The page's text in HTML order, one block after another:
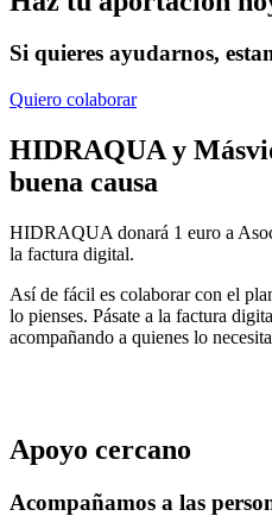
Si quieres ayudarnos,
Quiero colaborar
HIDRAQUA y
buena causa
HIDRAQUA donará 1 euro a
la factura digital.
Así de fácil es colaborar con el
lo pienses. Pásate a la factura
acompañando a quienes lo
Apoyo cercano
Acompañamos a las